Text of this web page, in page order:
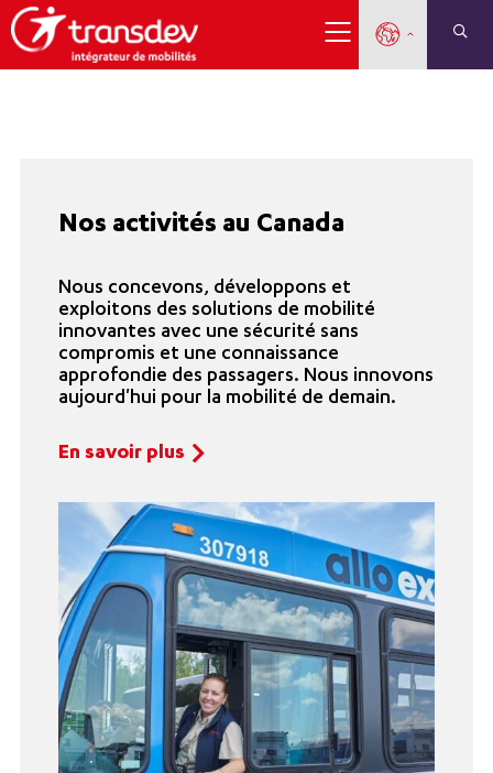
Nos activités au Canada
Nous concevons, développons et
exploitons des solutions de mobilité
innovantes avec une sécurité sans
compromis et une connaissance
approfondie des passagers. Nous innovons
aujourd'hui pour la mobilité de demain.
En savoir plus